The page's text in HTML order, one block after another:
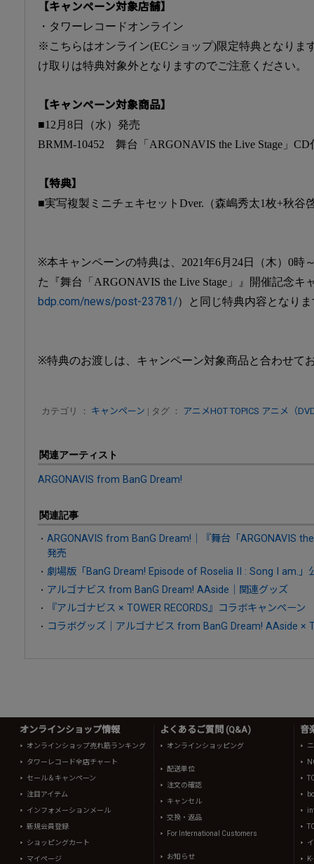
【キャンペーン対象店舗】
・タワーレコードオンライン
※こちらはオンライン(ECショップ)限定特典となりま
け取りは特典対象外となりますのでご注意ください。
【キャンペーン対象商品】
■12月8日（水）発売
BRMM-10452 舞台「ARGONAVIS the Live Stage」CD
【特典】
■実写複製ミニチェキセットDver.（森嶋秀太1枚+秋谷
※本キャンペーンの特典は、2021年6月24日（木）0時
た『舞台「ARGONAVIS the Live Stage」』開催記念キ
bdp.com/news/post-23781/）と同じ特典内容となり
※特典のお渡しは、キャンペーン対象商品と合わせて
カテゴリ ： キャンペーン | タグ ： アニメHOT TOPICS アニメ（
関連アーティスト
ARGONAVIS from BanG Dream!
関連記事
ARGONAVIS from BanG Dream!｜『舞台「ARGONAVIS
発売
劇場版「BanG Dream! Episode of Roselia II : Song I am.」
アルゴナビス from BanG Dream! AAside｜関連グッズ
『アルゴナビス × TOWER RECORDS』コラボキャンペーン
コラボグッズ｜アルゴナビス from BanG Dream! AAside ×
オンラインショップ情報
オンラインショップ売れ筋ランキング
タワーレコード全店チャート
セール＆キャンペーン
注目アイテム
インフォメーションメール
新規会員登録
ショッピングカート
マイページ
よくあるご質問 (Q&A)
オンラインショッピング
配送単位
注文の確認
キャンセル
交換・返品
For International Customers
お知らせ
音